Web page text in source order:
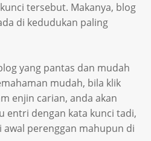
tersebut. Makanya, blog
di kedudukan paling
yang pantas dan mudah
mudah, bila klik
enjin carian, anda akan
entri dengan kata kunci tadi,
perenggan mahupun di